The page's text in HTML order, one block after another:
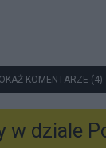
KOMENTARZE (4)
w dziale